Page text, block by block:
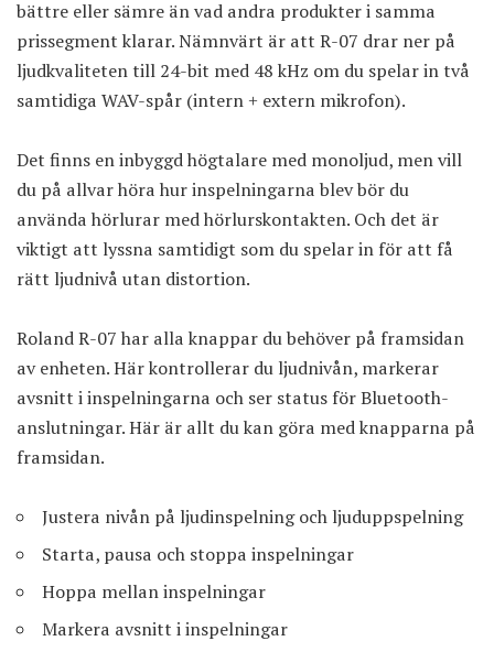
bättre eller sämre än vad andra produkter i samma
prissegment klarar. Nämnvärt är att R-07 drar ner på
ljudkvaliteten till 24-bit med 48 kHz om du spelar in två
samtidiga WAV-spår (intern + extern mikrofon).
Det finns en inbyggd högtalare med monoljud, men vill
du på allvar höra hur inspelningarna blev bör du
använda hörlurar med hörlurskontakten. Och det är
viktigt att lyssna samtidigt som du spelar in för att få
rätt ljudnivå utan distortion.
Roland R-07 har alla knappar du behöver på framsidan
av enheten. Här kontrollerar du ljudnivån, markerar
avsnitt i inspelningarna och ser status för Bluetooth-
anslutningar. Här är allt du kan göra med knapparna på
framsidan.
Justera nivån på ljudinspelning och ljuduppspelning
Starta, pausa och stoppa inspelningar
Hoppa mellan inspelningar
Markera avsnitt i inspelningar